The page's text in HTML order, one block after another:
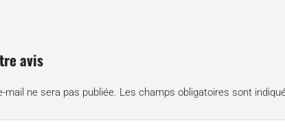
avis
mail ne sera pas publiée. Les champs obligatoires sont